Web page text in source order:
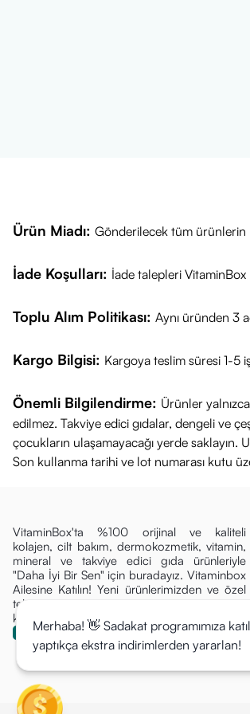
Ürün Miadı: Gönderilecek tüm ürünlerin
İade Koşulları: İade talepleri VitaminBox
Toplu Alım Politikası: Aynı üründen 3
Kargo Bilgisi: Kargoya teslim süresi 1-5
Önemli Bilgilendirme: Ürünler
edilmez. Takviye edici gıdalar, dengeli ve
çocukların ulaşamayacağı yerde saklayın.
Son kullanma tarihi ve lot numarası kutu
VitaminBox'ta %100 orijinal ve kaliteli
kolajen, cilt bakım, dermokozmetik, vitamin,
mineral ve takviye edici gıda ürünleriyle
"Daha İyi Bir Sen" için buradayız. Vitaminbox
Ailesine Katılın! Yeni ürünlerimizden ve özel
tekliflerden ilk siz haberdar olun, fırsatları
kaçırmayın!
Merhaba! 👋 Sadakat programımıza
yaptıkça ekstra indirimlerden yararlan!